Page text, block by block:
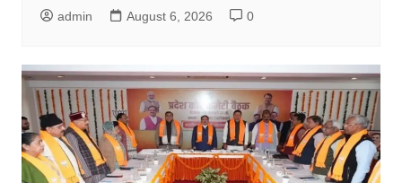
admin August 6, 2026 0